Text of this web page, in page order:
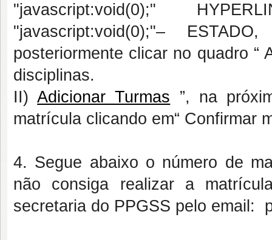
"javascript:void(0);"
"javascript:void(0);"–
posteriormente clicar no quadro “
disciplinas.
II)Adicionar Turmas ”, na
matrícula clicando em“ Confirmar
4. Segue abaixo o número de
não consiga realizar a
secretaria do PPGSS pelo email: